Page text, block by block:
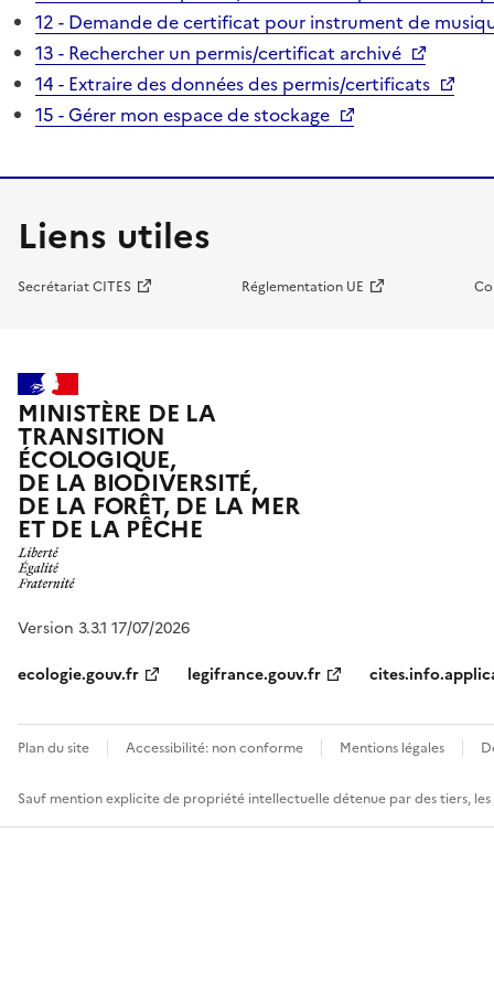
12 - Demande de certificat pour instrument de
13 - Rechercher un permis/certificat archivé
14 - Extraire des données des permis/certificats
15 - Gérer mon espace de stockage
Liens utiles
Secrétariat CITES Réglementation UE
MINISTÈRE DE LA
TRANSITION
ÉCOLOGIQUE,
DE LA BIODIVERSITÉ,
DE LA FORÊT, DE LA MER
ET DE LA PÊCHE
Version 3.3.1 17/07/2026
ecologie.gouv.fr
legifrance.gouv.fr
Plan du site Accessibilité: non conforme Mentions légales
Sauf mention explicite de propriété intellectuelle détenue par des tiers,